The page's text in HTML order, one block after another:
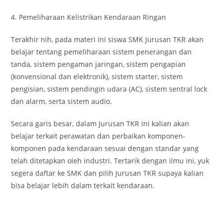
4. Pemeliharaan Kelistrikan Kendaraan Ringan
Terakhir nih, pada materi ini siswa SMK Jurusan TKR akan
belajar tentang pemeliharaan sistem penerangan dan
tanda, sistem pengaman jaringan, sistem pengapian
(konvensional dan elektronik), sistem starter, sistem
pengisian, sistem pendingin udara (AC), sistem sentral lock
dan alarm, serta sistem audio.
Secara garis besar, dalam Jurusan TKR ini kalian akan
belajar terkait perawatan dan perbaikan komponen-
komponen pada kendaraan sesuai dengan standar yang
telah ditetapkan oleh industri. Tertarik dengan ilmu ini, yuk
segera daftar ke SMK dan pilih Jurusan TKR supaya kalian
bisa belajar lebih dalam terkait kendaraan.